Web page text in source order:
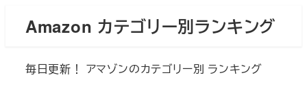
Amazon カテゴリー別ランキング
毎日更新！ アマゾンのカテゴリー別 ランキング